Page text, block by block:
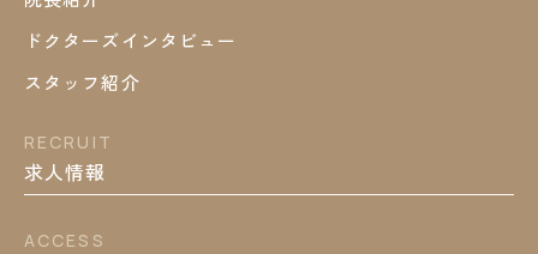
ドクターズインタビュー
スタッフ紹介
RECRUIT
求人情報
ACCESS